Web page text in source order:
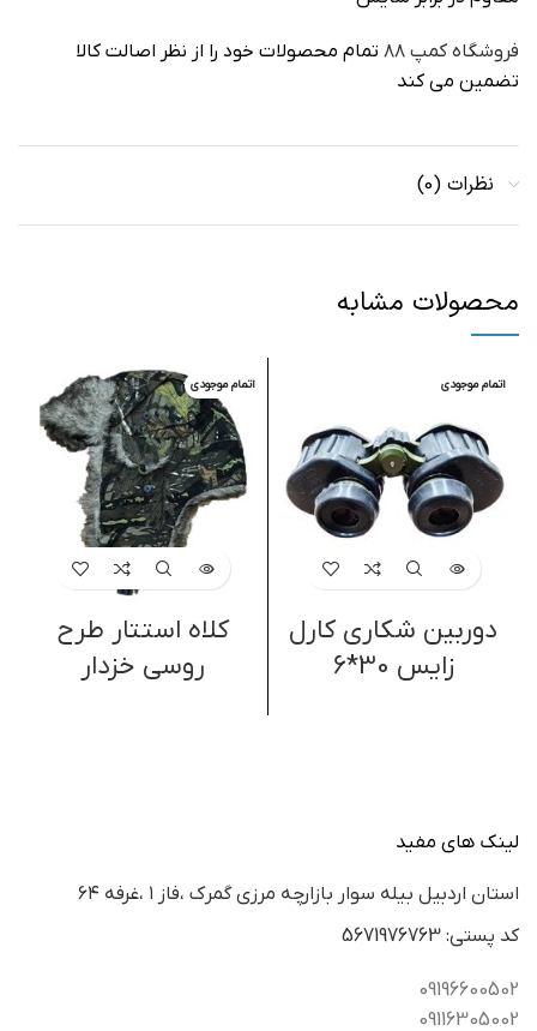
فروشگاه کمپ ۸۸
تمام محصولات خود را از نظر اصالت کالا
تضمین می کند
نظرات (0)
محصولات مشابه
اتمام موجودی
دوربین شکاری کارل
زایس 30*6
اتمام موجودی
کلاه استتار طرح
روسی خزدار
لینک های مفید
استان اردبيل بيله سوار بازارچه مرزي گمرك ،فاز ١ ،غرفه ٦٤
كد پستي: 5671976763
09196600502
09116305002